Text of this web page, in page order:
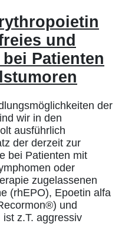
und
Patienten
der
wir in den
ausführlich
der derzeit zur
bei Patienten mit
oder
zugelassenen
(rhEPO), Epoetin alfa
und
z.T. aggressiv